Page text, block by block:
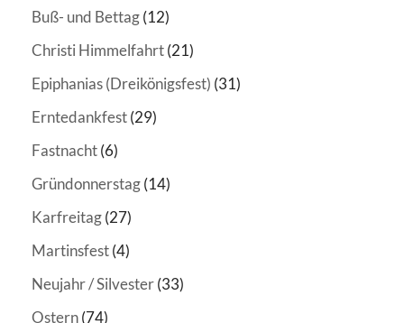
Buß- und Bettag(12)
Christi Himmelfahrt(21)
Epiphanias (Dreikönigsfest) (31)
Erntedankfest(29)
Fastnacht(6)
Gründonnerstag(14)
Karfreitag(27)
Martinsfest(4)
Neujahr / Silvester(33)
Ostern(74)